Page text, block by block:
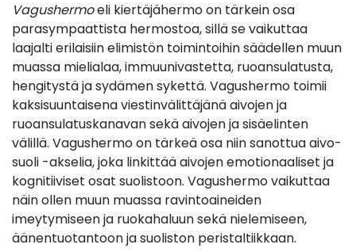
Vagushermoeli kiertäjähermo on tärkein osa
parasympaattista hermostoa, sillä se vaikuttaa
laajalti erilaisiin elimistön toimintoihin säädellen muun
muassa mielialaa, immuunivastetta, ruoansulatusta,
hengitystä ja sydämen sykettä. Vagushermo toimii
kaksisuuntaisena viestinvälittäjänä aivojen ja
ruoansulatuskanavan sekä aivojen ja sisäelinten
välillä. Vagushermo on tärkeä osa niin sanottua aivo-
suoli -akselia, joka linkittää aivojen emotionaaliset ja
kognitiiviset osat suolistoon. Vagushermo vaikuttaa
näin ollen muun muassa ravintoaineiden
imeytymiseen ja ruokahaluun sekä nielemiseen,
äänentuotantoon ja suoliston peristaltiikkaan.